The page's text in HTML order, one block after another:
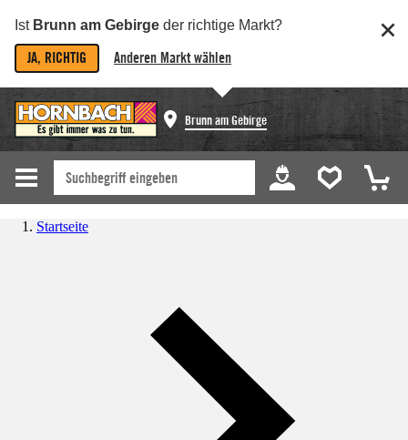
Ist Brunn am Gebirge der richtige Markt?
JA, RICHTIG Anderen Markt wählen
Brunn am Gebirge
Startseite